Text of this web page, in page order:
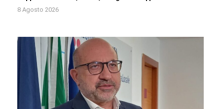
8 Agosto 2026